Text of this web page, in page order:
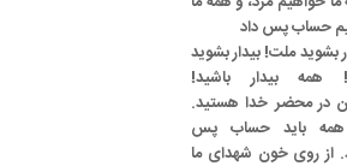
حساب پس داد
بشوید ملت! بیدار بشوید
همه بیدار باشید!
در محضر خدا هستید.
همه باید حساب پس
از روی خون شهدای ما